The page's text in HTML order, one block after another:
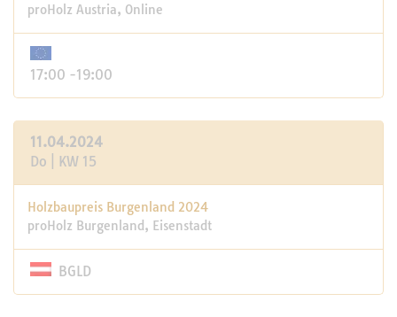
proHolz Austria, Online
17:00 -19:00
11.04.2024
Do | KW 15
Holzbaupreis Burgenland 2024
proHolz Burgenland, Eisenstadt
BGLD